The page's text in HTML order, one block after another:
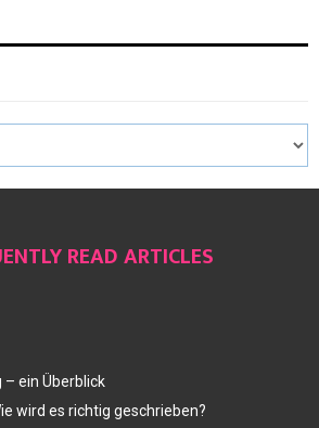
READ ARTICLES
– ein Überblick
wird es richtig geschrieben?